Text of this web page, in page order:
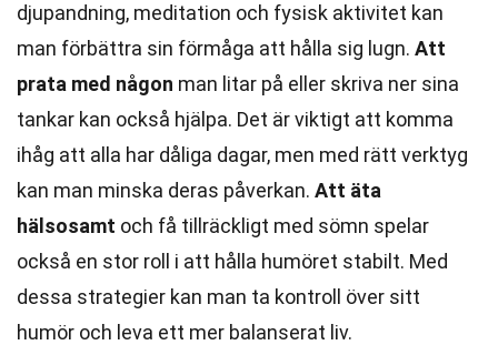
djupandning, meditation och fysisk aktivitet kan
man förbättra sin förmåga att hålla sig lugn. Att
prata med någon man litar på eller skriva ner sina
tankar kan också hjälpa. Det är viktigt att komma
ihåg att alla har dåliga dagar, men med rätt verktyg
kan man minska deras påverkan. Att äta
hälsosamt och få tillräckligt med sömn spelar
också en stor roll i att hålla humöret stabilt. Med
dessa strategier kan man ta kontroll över sitt
humör och leva ett mer balanserat liv.